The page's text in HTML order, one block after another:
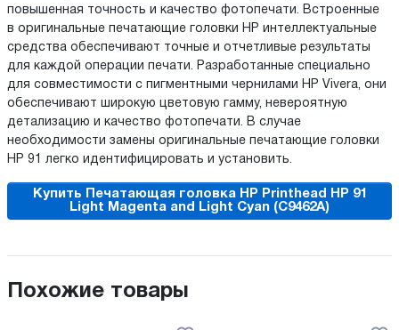
повышенная точность и качество фотопечати. Встроенные
в оригинальные печатающие головки HP интеллектуальные
средства обеспечивают точные и отчетливые результаты
для каждой операции печати. Разработанные специально
для совместимости с пигментными чернилами HP Vivera, они
обеспечивают широкую цветовую гамму, невероятную
детализацию и качество фотопечати. В случае
необходимости замены оригинальные печатающие головки
HP 91 легко идентифицировать и установить.
Купить Печатающая головка HP Printhead HP 91
Light Magenta and Light Cyan (C9462A)
Похожие товары